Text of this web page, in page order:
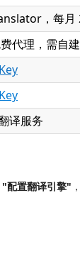
，每月
代理，需自
译服务
"配置翻译引擎"